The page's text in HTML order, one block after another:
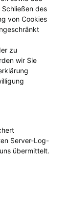
des
von Cookies
zu
wir Sie
Server-Log-
übermittelt.